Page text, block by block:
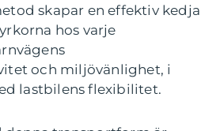
skapar en effektiv kedja
hos varje
och miljövänlighet, i
lastbilens flexibilitet.